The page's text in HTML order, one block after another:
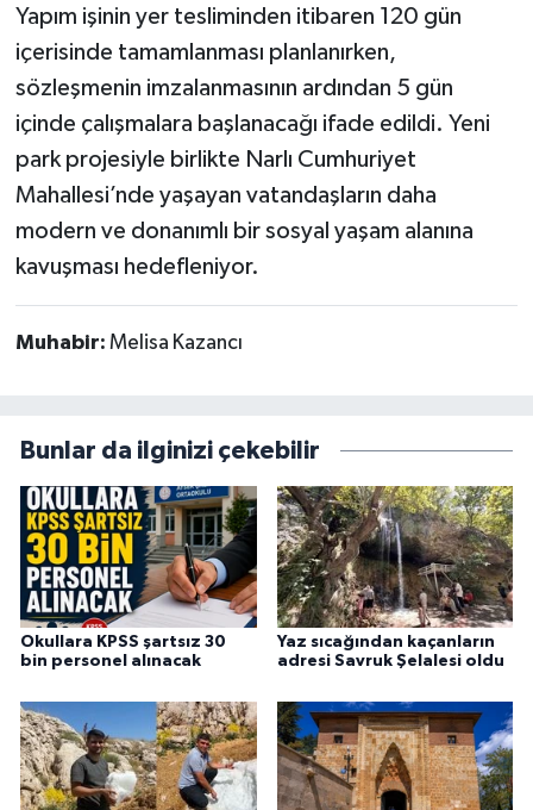
Yapım işinin yer tesliminden itibaren 120 gün
içerisinde tamamlanması planlanırken,
sözleşmenin imzalanmasının ardından 5 gün
içinde çalışmalara başlanacağı ifade edildi. Yeni
park projesiyle birlikte Narlı Cumhuriyet
Mahallesi’nde yaşayan vatandaşların daha
modern ve donanımlı bir sosyal yaşam alanına
kavuşması hedefleniyor.
Muhabir: Melisa Kazancı
Bunlar da ilginizi çekebilir
Okullara KPSS şartsız 30
bin personel alınacak
Yaz sıcağından kaçanların
adresi Savruk Şelalesi oldu